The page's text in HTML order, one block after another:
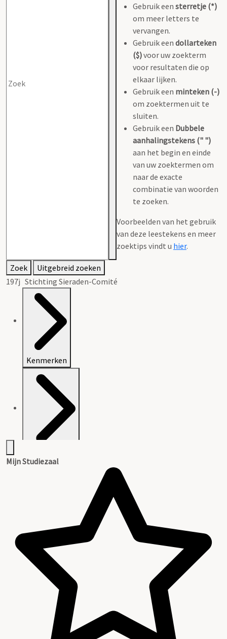
Gebruik een sterretje (*)
om meer letters te
vervangen.
Gebruik een dollarteken
($)voor uw zoekterm
voor resultaten die op
elkaar lijken.
Gebruik een minteken (-)
om zoektermen uit te
sluiten.
Gebruik een Dubbele
aanhalingstekens (" ")
aan het begin en einde
van uw zoektermen om
naar de exacte
combinatie van woorden
te zoeken.
Voorbeelden van het gebruik
van deze leestekens en meer
zoektips vindt u hier.
Zoek
Uitgebreid zoeken
197j Stichting Sieraden-Comité
Kenmerken
Geschiedenis
Mijn Studiezaal